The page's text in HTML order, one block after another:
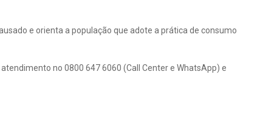
e orienta a população que adote a prática de consumo
no 0800 647 6060 (Call Center e WhatsApp) e